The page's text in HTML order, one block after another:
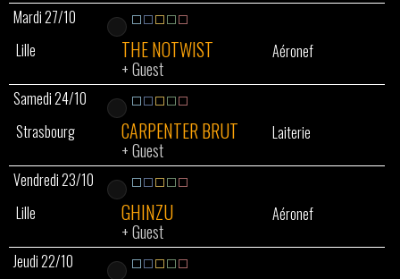
Mardi 27/10
Lille
THE NOTWIST
+ Guest
Aéronef
Samedi 24/10
Strasbourg
CARPENTER BRUT
+ Guest
Laiterie
Vendredi 23/10
Lille
GHINZU
+ Guest
Aéronef
Jeudi 22/10